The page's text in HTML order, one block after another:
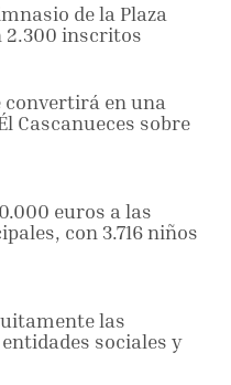
de la Plaza
2.300 inscritos
convertirá en una
Cascanueces sobre
euros a las
con 3.716 niños
las
sociales y